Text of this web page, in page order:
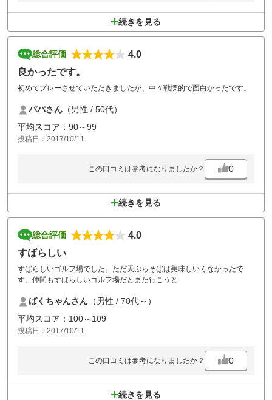
続きを見る
総合評価
4.0
良かったです。
初めてプレーさせていただきましたが、中々戦慄的で面白かったです。
パパさん （男性 / 50代）
平均スコア：90～99
投稿日：2017/10/11
この口コミは参考になりましたか？ 0
続きを見る
総合評価
4.0
すばらしい
すばらしいゴルフ場でした。ただ天ぷらそばは美味しいくなかったで
す。仲間もすばらしいゴルフ場だとまた行こうと
ばくちゃんさん （男性 / 70代～）
平均スコア：100～109
投稿日：2017/10/11
この口コミは参考になりましたか？ 0
続きを見る